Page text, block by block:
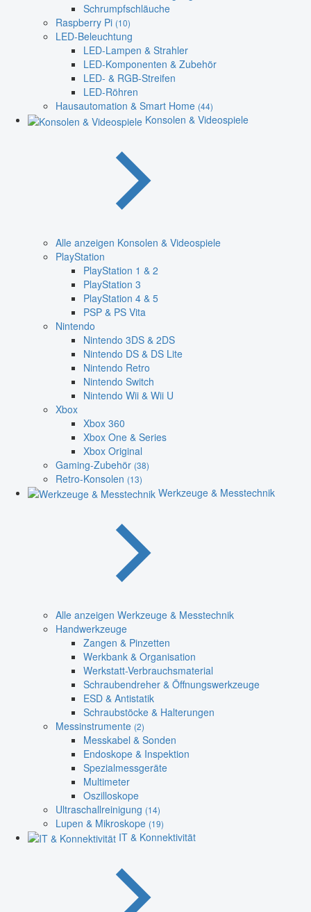
Schrumpfschläuche
Raspberry Pi (10)
LED-Beleuchtung
LED-Lampen & Strahler
LED-Komponenten & Zubehör
LED- & RGB-Streifen
LED-Röhren
Hausautomation & Smart Home (44)
Konsolen & Videospiele
Alle anzeigen Konsolen & Videospiele
PlayStation
PlayStation 1 & 2
PlayStation 3
PlayStation 4 & 5
PSP & PS Vita
Nintendo
Nintendo 3DS & 2DS
Nintendo DS & DS Lite
Nintendo Retro
Nintendo Switch
Nintendo Wii & Wii U
Xbox
Xbox 360
Xbox One & Series
Xbox Original
Gaming-Zubehör (38)
Retro-Konsolen (13)
Werkzeuge & Messtechnik
Alle anzeigen Werkzeuge & Messtechnik
Handwerkzeuge
Zangen & Pinzetten
Werkbank & Organisation
Werkstatt-Verbrauchsmaterial
Schraubendreher & Öffnungswerkzeuge
ESD & Antistatik
Schraubstöcke & Halterungen
Messinstrumente (2)
Messkabel & Sonden
Endoskope & Inspektion
Spezialmessgeräte
Multimeter
Oszilloskope
Ultraschallreinigung (14)
Lupen & Mikroskope (19)
IT & Konnektivität